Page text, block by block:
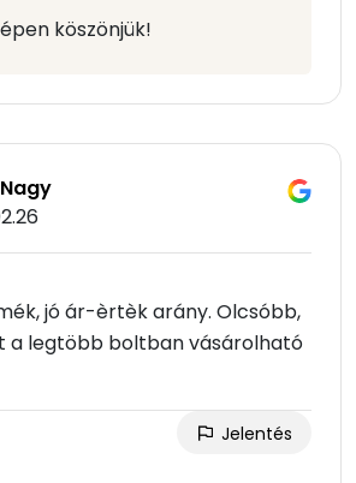
köszönjük!
jó ár-èrtèk arány. Olcsóbb,
a legtöbb boltban vásárolható
Jelentés